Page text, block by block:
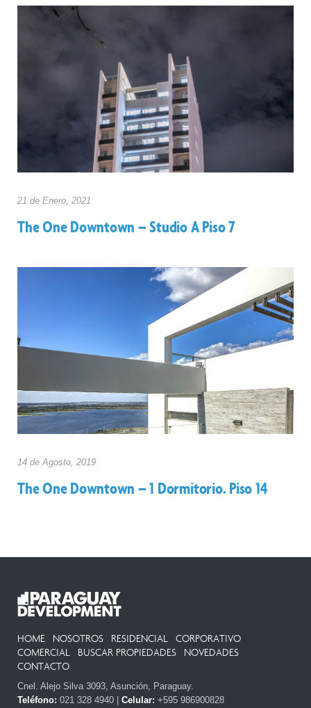
21 de Enero, 2021
The One Downtown – Studio A Piso 7
14 deAgosto, 2019
The One Downtown – 1 Dormitorio. Piso 14
HOME NOSOTROS RESIDENCIAL
CORPORATIVO
COMERCIAL
BUSCAR PROPIEDADES
NOVEDADES
CONTACTO
Cnel. Alejo Silva 3093, Asunción, Paraguay.
Teléfono: 021 328 4940 | Celular: +595 986900828